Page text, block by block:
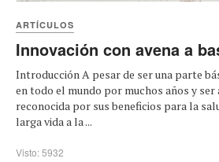
ARTÍCULOS
Innovación con avena a
Introducción A pesar de ser una parte
en todo el mundo por muchos años y
reconocida por sus beneficios para la
larga vida a la ...
Visto: 5932